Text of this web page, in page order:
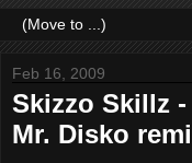
Feb 16, 2009
Skizzo Skillz
Mr. Disko